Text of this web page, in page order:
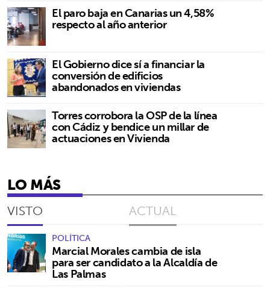
El paro baja en Canarias un 4,58%
respecto al año anterior
El Gobierno dice sí a financiar la
conversión de edificios
abandonados en viviendas
Torres corrobora la OSP de la línea
con Cádiz y bendice un millar de
actuaciones en Vivienda
LO MÁS
VISTO ACTUAL
POLÍTICA
Marcial Morales cambia de isla
para ser candidato a la Alcaldía de
Las Palmas